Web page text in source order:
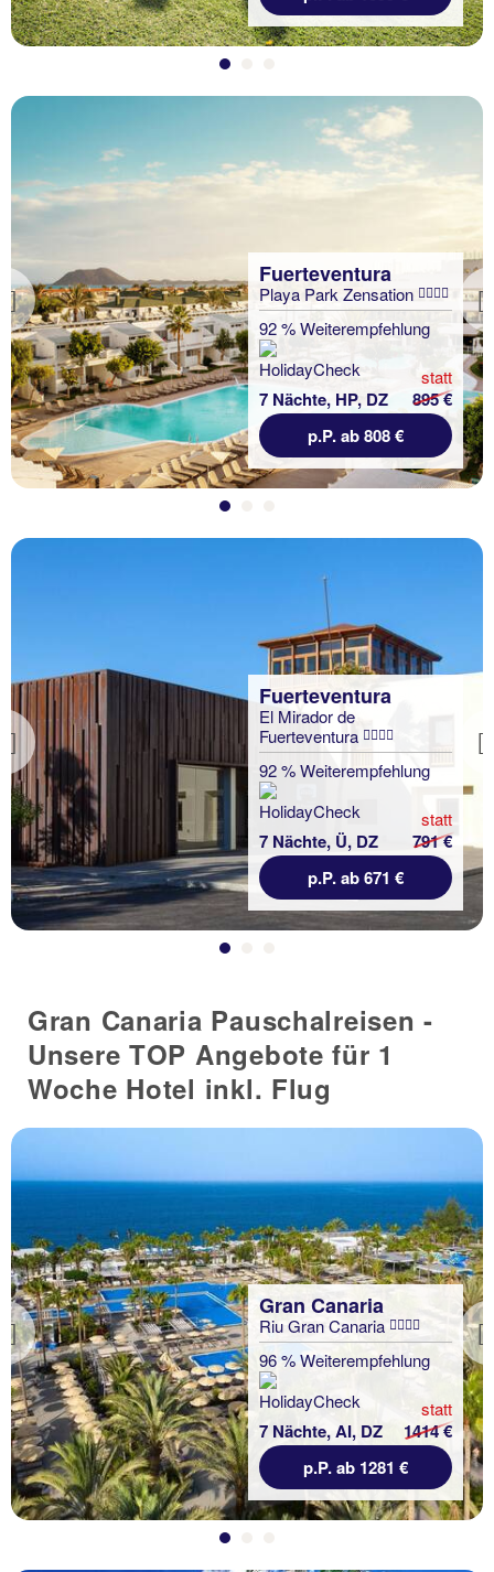
Previous
Fuerteventura
Playa Park Zensation
92 % Weiterempfehlung
7 Nächte, HP, DZ
statt
895 €
p.P. ab 808 €
Previous
Fuerteventura
El Mirador de
Fuerteventura
92 % Weiterempfehlung
7 Nächte, Ü, DZ
statt
791 €
p.P. ab 671 €
Gran Canaria Pauschalreisen -
Unsere TOP Angebote für 1
Woche Hotel inkl. Flug
Previous
Gran Canaria
Riu Gran Canaria
96 % Weiterempfehlung
7 Nächte, AI, DZ
statt
1414 €
p.P. ab 1281 €